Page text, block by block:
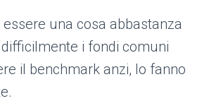
una cosa abbastanza
i fondi comuni
il benchmark anzi, lo fanno